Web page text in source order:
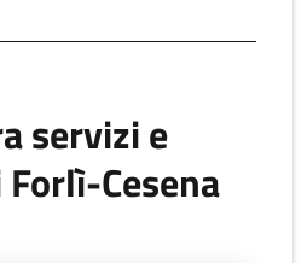
servizi e
Cesena